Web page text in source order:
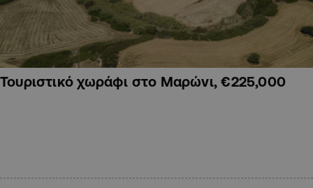
Τουριστικό χωράφι στο Μαρώνι, €225,000